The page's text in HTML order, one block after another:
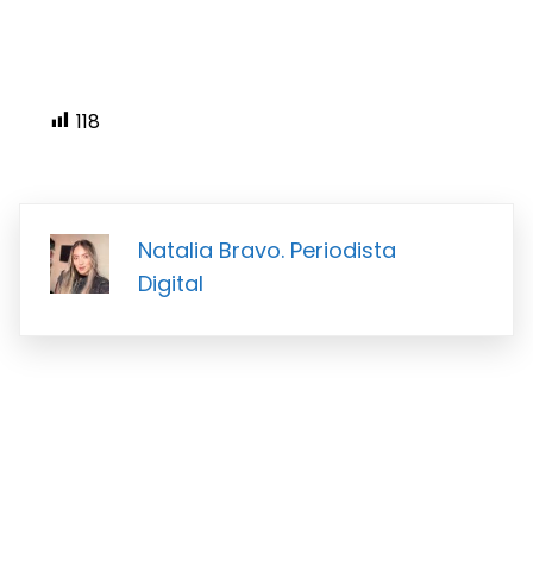
118
Natalia Bravo. Periodista
Digital